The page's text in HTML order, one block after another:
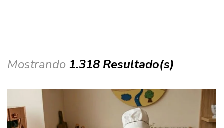
Mostrando 1.318 Resultado(s)